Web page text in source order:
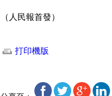
（人民報首發）
打印機版